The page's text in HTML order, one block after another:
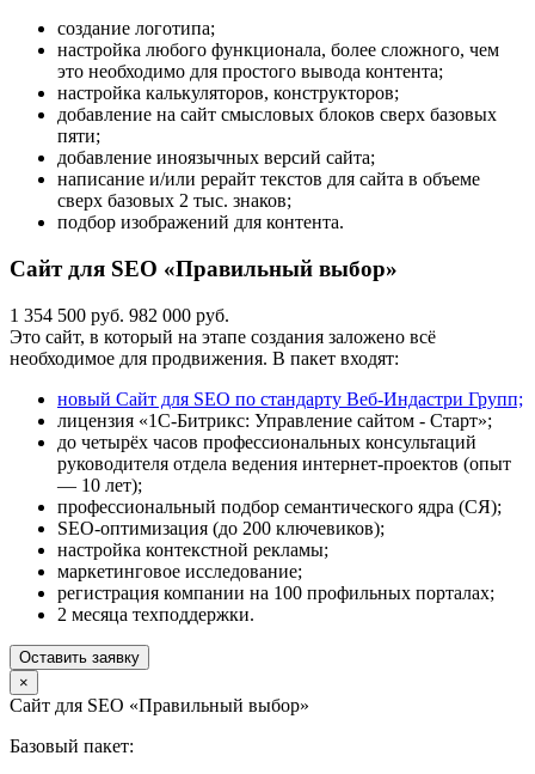
создание логотипа;
настройка любого функционала, более сложного, чем
это необходимо для простого вывода контента;
настройка калькуляторов, конструкторов;
добавление на сайт смысловых блоков сверх базовых
пяти;
добавление иноязычных версий сайта;
написание и/или рерайт текстов для сайта в объеме
сверх базовых 2 тыс. знаков;
подбор изображений для контента.
Сайт для SEO «Правильный выбор»
1 354 500 руб. 982 000 руб.
Это сайт, в который на этапе создания заложено всё
необходимое для продвижения. В пакет входят:
новый Сайт для SEO по стандарту Веб-Индастри Групп;
лицензия «1С-Битрикс: Управление сайтом - Старт»;
до четырёх часов профессиональных консультаций
руководителя отдела ведения интернет-проектов (опыт
— 10 лет);
профессиональный подбор семантического ядра (СЯ);
SEO-оптимизация (до 200 ключевиков);
настройка контекстной рекламы;
маркетинговое исследование;
регистрация компании на 100 профильных порталах;
2 месяца техподдержки.
Оставить заявку
×
Сайт для SEO «Правильный выбор»
Базовый пакет: